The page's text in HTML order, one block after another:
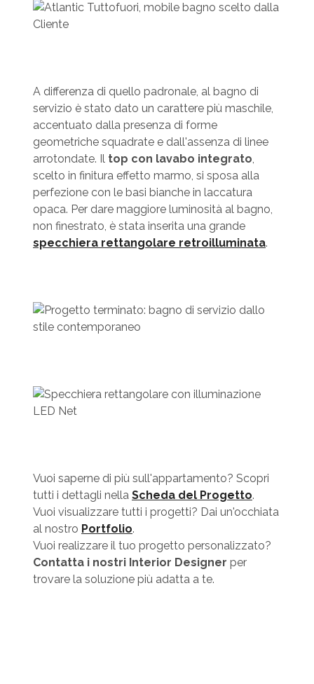
A differenza di quello padronale, al bagno di
servizio è stato dato un carattere più maschile,
accentuato dalla presenza di forme
geometriche squadrate e dall'assenza di linee
arrotondate. Il top con lavabo integrato,
scelto in finitura effetto marmo, si sposa alla
perfezione con le basi bianche in laccatura
opaca. Per dare maggiore luminosità al bagno,
non finestrato, è stata inserita una grande
specchiera rettangolare retroilluminata.
Vuoi saperne di più sull'appartamento? Scopri
tutti i dettagli nella Scheda del Progetto.
Vuoi visualizzare tutti i progetti? Dai un'occhiata
al nostro Portfolio.
Vuoi realizzare il tuo progetto personalizzato?
Contatta i nostri Interior Designer per
trovare la soluzione più adatta a te.